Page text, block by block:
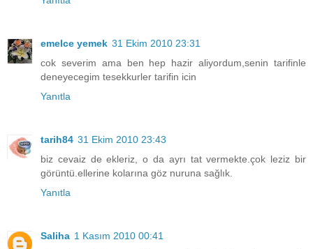
emelce yemek 31 Ekim 2010 23:31
cok severim ama ben hep hazir aliyordum,senin tarifinle
deneyecegim tesekkurler tarifin icin
Yanıtla
tarih84 31 Ekim 2010 23:43
biz cevaiz de ekleriz, o da ayrı tat vermekte.çok leziz bir
görüntü.ellerine kolarına göz nuruna sağlık.
Yanıtla
Saliha 1 Kasım 2010 00:41